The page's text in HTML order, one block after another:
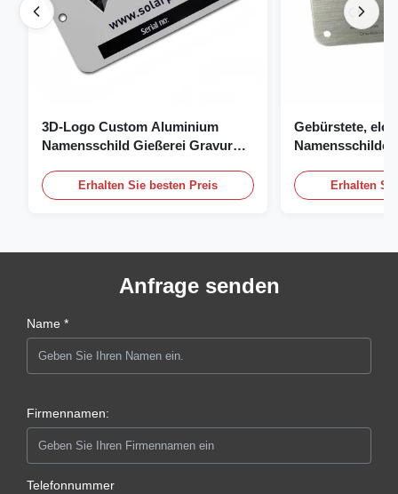
3D-Logo Custom Aluminium
Namensschild Gießerei Gravur
Erhalten Sie besten Preis
Gebürstete,
Logo
Erhalten
Anfrage senden
Name *
Firmennamen:
Telefonnummer